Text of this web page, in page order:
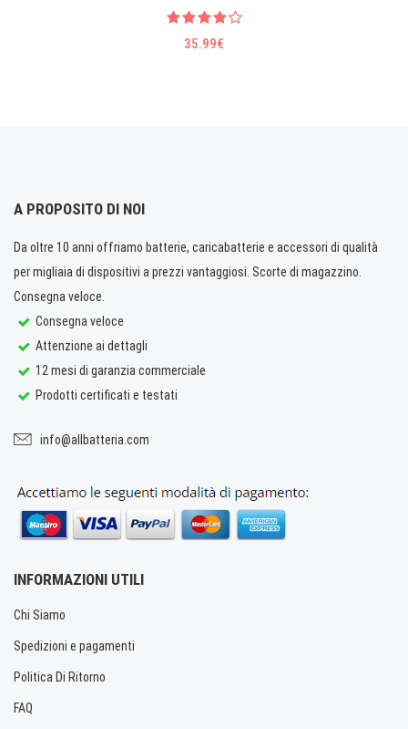
35.99€
A PROPOSITO DI NOI
Da oltre 10 anni offriamo batterie, caricabatterie e accessori di qualità
per migliaia di dispositivi a prezzi vantaggiosi. Scorte di magazzino.
Consegna veloce.
Consegna veloce
Attenzione ai dettagli
12 mesi di garanzia commerciale
Prodotti certificati e testati
info@allbatteria.com
INFORMAZIONI UTILI
Chi Siamo
Spedizioni e pagamenti
Politica Di Ritorno
FAQ